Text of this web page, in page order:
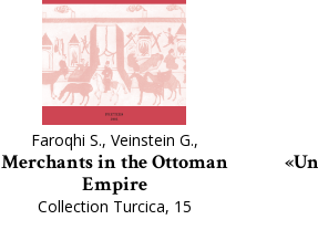
Faroqhi S., Veinstein G.,
Merchants in the Ottoman
Empire
Collection Turcica, 15